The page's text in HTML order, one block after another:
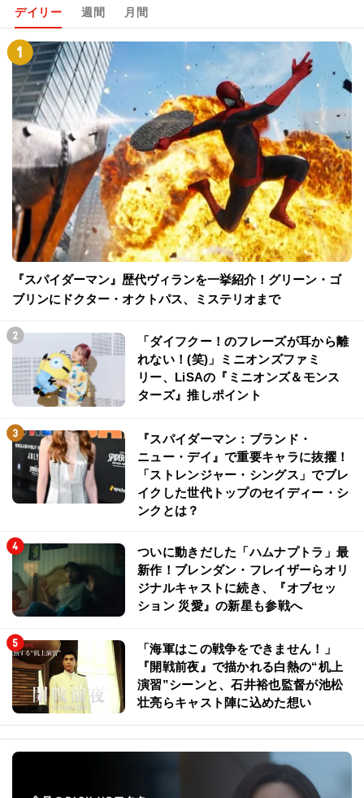
デイリー 週間 月間
『スパイダーマン』歴代ヴィランを一挙紹介！グリーン・ゴ
ブリンにドクター・オクトパス、ミステリオまで
「ダイフクー！のフレーズが耳から離
れない！(笑)」ミニオンズファミ
リー、LiSAの『ミニオンズ＆モンス
ターズ』推しポイント
『スパイダーマン：ブランド・
ニュー・デイ』で重要キャラに抜擢！
「ストレンジャー・シングス」でブレ
イクした世代トップのセイディー・シ
ンクとは？
ついに動きだした「ハムナプトラ」最
新作！ブレンダン・フレイザーらオリ
ジナルキャストに続き、『オブセッ
ション 災愛』の新星も参戦へ
「海軍はこの戦争をできません！」
『開戦前夜』で描かれる白熱の“机上
演習”シーンと、石井裕也監督が池松
壮亮らキャスト陣に込めた想い